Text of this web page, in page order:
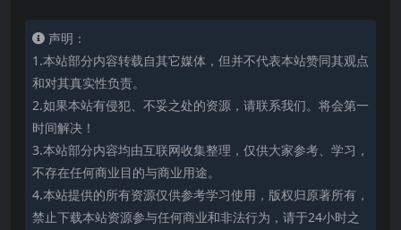
声明：
1.本站部分内容转载自其它媒体，但并不代表本站赞同其观点
和对其真实性负责。
2.如果本站有侵犯、不妥之处的资源，请联系我们。将会第一
时间解决！
3.本站部分内容均由互联网收集整理，仅供大家参考、学习，
不存在任何商业目的与商业用途。
4.本站提供的所有资源仅供参考学习使用，版权归原著所有，
禁止下载本站资源参与任何商业和非法行为，请于24小时之